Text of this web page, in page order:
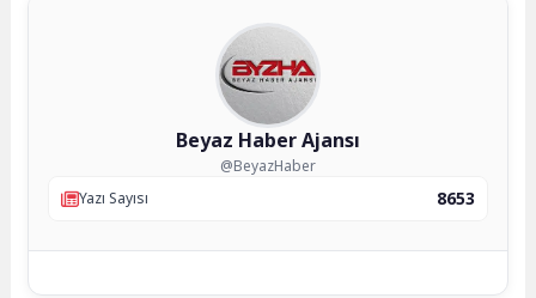
Beyaz Haber Ajansı
@BeyazHaber
Yazı Sayısı
8653